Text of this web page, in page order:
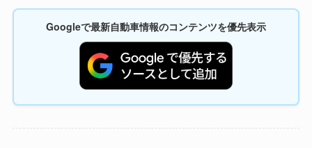
Googleで最新自動車情報のコンテンツを優先表示